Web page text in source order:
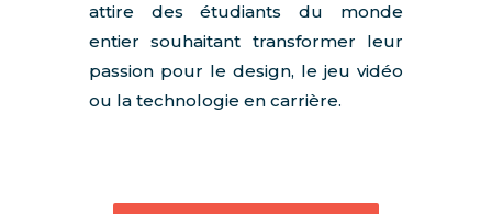
attire des étudiants du monde
entier souhaitant transformer leur
passion pour le design, le jeu vidéo
ou la technologie en carrière.